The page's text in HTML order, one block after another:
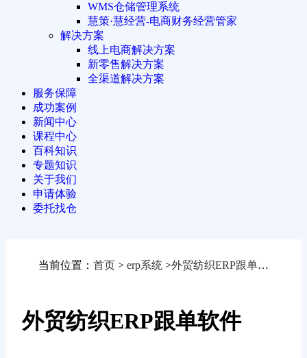
WMS仓储管理系统
慧策·慧经营-电商财务经营管家
解决方案
线上电商解决方案
新零售解决方案
全渠道解决方案
服务保障
成功案例
新闻中心
课程中心
百科知识
专题知识
关于我们
申请体验
委托找仓
当前位置： 首页 > erp系统 >外贸纺织ERP跟单软件
外贸纺织ERP跟单软件